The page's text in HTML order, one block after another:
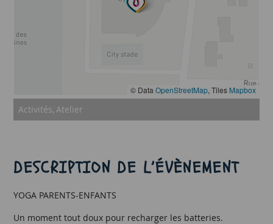
© Data OpenStreetMap, Tiles Mapbox
Activités Atelier
DESCRIPTION DE L’ÉVÈNEMENT
YOGA PARENTS-ENFANTS
Un moment tout doux pour recharger les batteries.